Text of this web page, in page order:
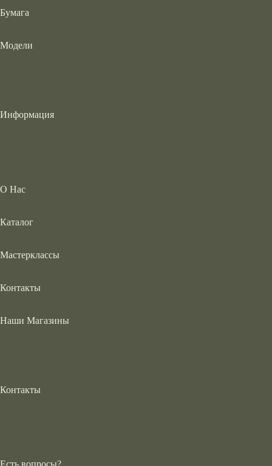
Бумага
Модели
Информация
О Нас
Каталог
Мастерклассы
Контакты
Наши Магазины
Контакты